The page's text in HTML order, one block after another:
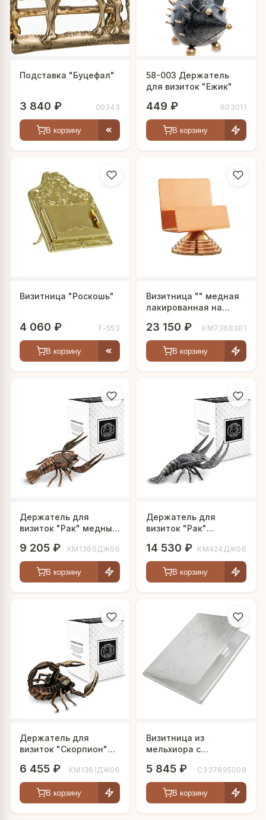
стилей от классики до более современных
интерпретаций.
Подставка "Буцефал"
3 840 ₽ 00343
В корзину
58-003 Держатель
для визиток "Ежик"
449 ₽ 603011
В корзину
Визитница "Роскошь"
4 060 ₽ F-553
В корзину
Визитница "" медная
лакированная на
23 150 ₽ КМ736ВЗ01
В корзину
Держатель для
визиток "Рак" медный
9 205 ₽ КМ1360ДЖ06
В корзину
Держатель для
визиток "Рак"
чернением
14 530 ₽ КМ424ДЖ06
В корзину
Держатель для
визиток "Скорпион"
6 455 ₽ КМ1361ДЖ06
В корзину
Визитница из
мельхиора с
5 845 ₽ С337895008
В корзину